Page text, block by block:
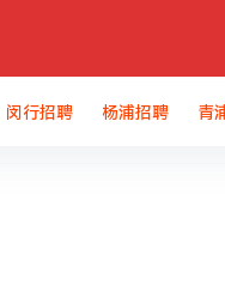
闵行招聘 杨浦招聘 青